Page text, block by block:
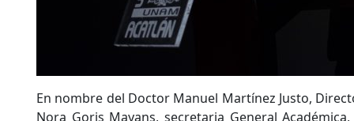
En nombre del Doctor Manuel Martínez Justo,
Nora Goris Mayans, secretaria General